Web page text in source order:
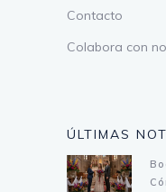
Contacto
Colabora con
ÚLTIMAS